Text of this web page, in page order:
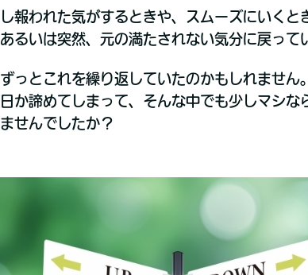
報われた気がするときや、スムーズにいくと
るいは突然、元の満たされない気分に戻って
っとこれを繰り返していたのかもしれません。
か諦めてしまって、そんな中でも少しマシな
せんでしたか？